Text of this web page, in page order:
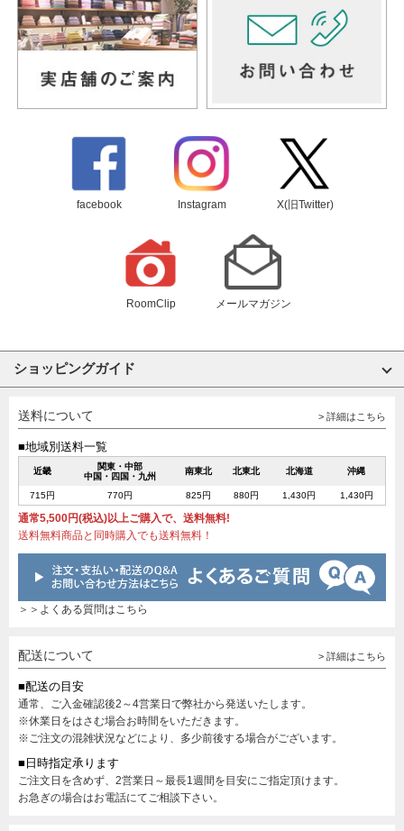
facebook Instagram X(旧Twitter)
RoomClip メールマガジン
ショッピングガイド
送料について > 詳細はこちら
■地域別送料一覧
近畿
関東・中部
中国・四国・九州
南東北 北東北 北海道 沖縄
715円 770円 825円 880円 1,430円 1,430円
通常5,500円(税込)以上ご購入で、送料無料!
送料無料商品と同時購入でも送料無料！
＞＞よくある質問はこちら
配送について > 詳細はこちら
■配送の目安
通常、ご入金確認後2～4営業日で弊社から発送いたします。
※休業日をはさむ場合お時間をいただきます。
※ご注文の混雑状況などにより、多少前後する場合がございます。
■日時指定承ります
ご注文日を含めず、2営業日～最長1週間を目安にご指定頂けます。
お急ぎの場合はお電話にてご相談下さい。